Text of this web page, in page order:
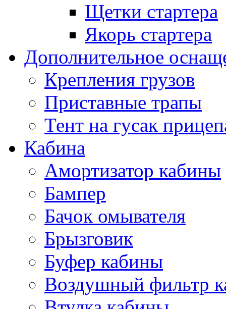
Щетки стартера
Якорь стартера
Дополнительное
Крепления грузов
Приставные трапы
Тент на гусак
Кабина
Амортизатор кабины
Бампер
Бачок омывателя
Брызговик
Буфер кабины
Воздушный фильтр